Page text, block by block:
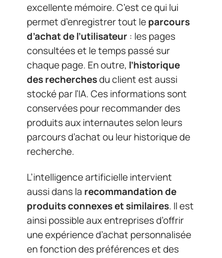
excellente mémoire. C’est ce qui lui
permet d’enregistrer tout leparcours
d’achat de l’utilisateur : les pages
consultées et le temps passé sur
chaque page. En outre, l’historique
des recherchesdu client est aussi
stocké par l’IA. Ces informations sont
conservées pour recommander des
produits aux internautes selon leurs
parcours d’achat ou leur historique de
recherche.
L’intelligence artificielle intervient
aussi dans la recommandation de
produits connexes et similaires. Il est
ainsi possible aux entreprises d’offrir
une expérience d’achat personnalisée
en fonction des préférences et des